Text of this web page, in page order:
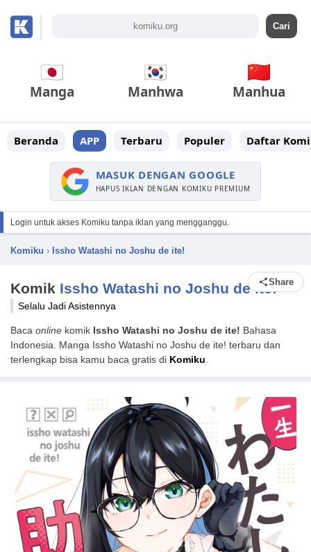
Manga Manhwa Manhua
Beranda APP Terbaru Populer Daftar
MASUK DENGAN GOOGLE
HAPUS IKLAN DENGAN KOMIKU PREMIUM
Login untuk akses Komiku tanpa iklan yang mengganggu.
Komiku › Issho Watashi no Joshu de ite!
Komik Issho Watashi no Joshu de ite!Share
Selalu Jadi Asistennya
Baca online komik Issho Watashi no Joshu de ite! Bahasa
Indonesia. Manga Issho Watashi no Joshu de ite! terbaru dan
terlengkap bisa kamu baca gratis di Komiku